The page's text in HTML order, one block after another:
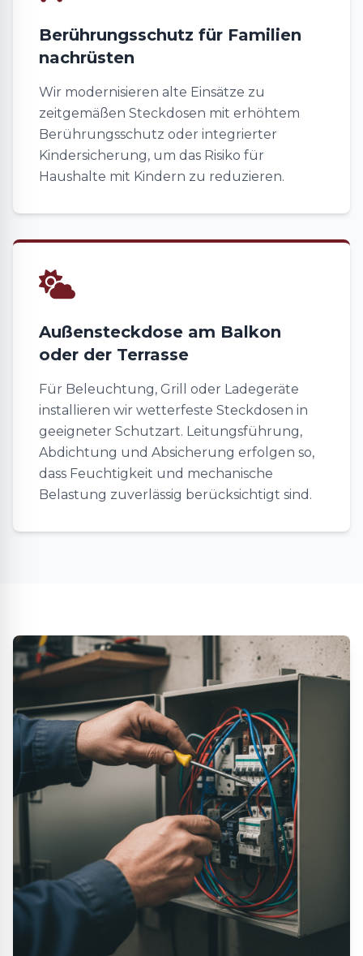
Berührungsschutz für Familien
nachrüsten
Wir modernisieren alte Einsätze zu
zeitgemäßen Steckdosen mit erhöhtem
Berührungsschutz oder integrierter
Kindersicherung, um das Risiko für
Haushalte mit Kindern zu reduzieren.
Außensteckdose am Balkon
oder der Terrasse
Für Beleuchtung, Grill oder Ladegeräte
installieren wir wetterfeste Steckdosen in
geeigneter Schutzart. Leitungsführung,
Abdichtung und Absicherung erfolgen so,
dass Feuchtigkeit und mechanische
Belastung zuverlässig berücksichtigt sind.